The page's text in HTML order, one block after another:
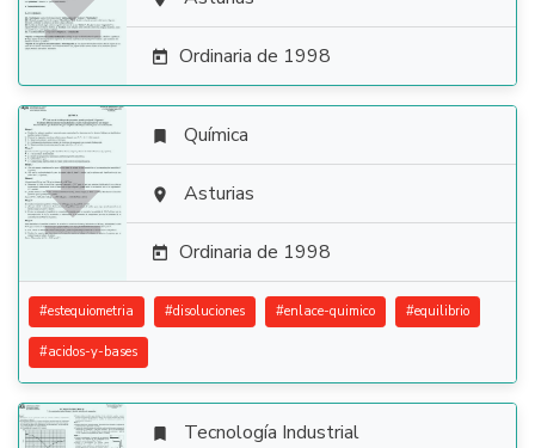
 Ordinaria de 1998

 Química
 Asturias
 Ordinaria de 1998
#estequiometria #disoluciones #enlace-quimico #equilibrio
#acidos-y-bases
 Tecnología Industrial